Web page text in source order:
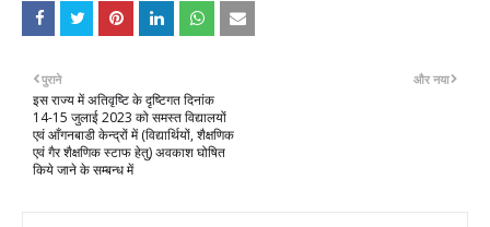
और नया
पुराने
इस राज्य में अतिवृष्टि के दृष्टिगत दिनांक
14-15 जुलाई 2023 को समस्त विद्यालयों
एवं आँगनबाडी केन्द्रों में (विद्यार्थियों, शैक्षणिक
एवं गैर शैक्षणिक स्टाफ हेतु) अवकाश घोषित
किये जाने के सम्बन्ध में